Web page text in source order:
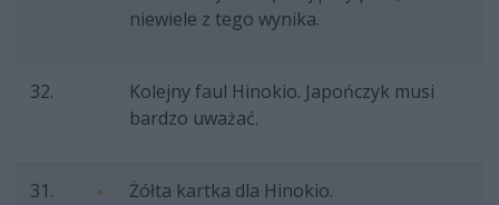
niewiele z tego wynika.
32.
Kolejny faul Hinokio. Japończyk musi
bardzo uważać.
31. Żółta kartka dla Hinokio.